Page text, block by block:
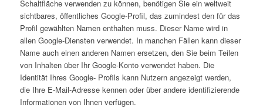
Schaltfläche verwenden zu können, benötigen Sie ein weltweit
sichtbares, öffentliches Google-Profil, das zumindest den für das
Profil gewählten Namen enthalten muss. Dieser Name wird in
allen Google-Diensten verwendet. In manchen Fällen kann dieser
Name auch einen anderen Namen ersetzen, den Sie beim Teilen
von Inhalten über Ihr Google-Konto verwendet haben. Die
Identität Ihres Google- Profils kann Nutzern angezeigt werden,
die Ihre E-Mail-Adresse kennen oder über andere identifizierende
Informationen von Ihnen verfügen.